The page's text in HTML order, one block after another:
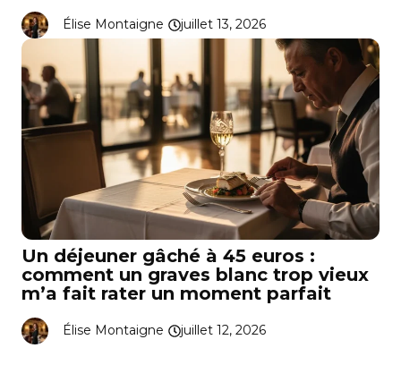
Élise Montaigne juillet 13, 2026
Un déjeuner gâché à 45 euros :
comment un graves blanc trop vieux
m’a fait rater un moment parfait
Élise Montaigne juillet 12, 2026